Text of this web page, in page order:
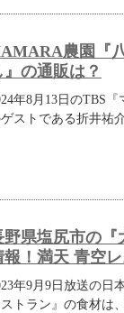
農園『
』の通販は？
年8月13日のTBS『
ストである折井祐
野県塩尻市の『
報！満天 青空
年9月9日放送の日
ストラン』の食材は